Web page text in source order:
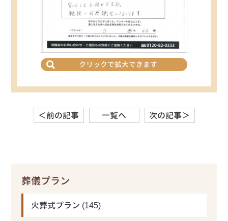
クリックで拡大できます
＜前の記事 一覧へ 次の記事＞
葬儀プラン
火葬式プラン (145)